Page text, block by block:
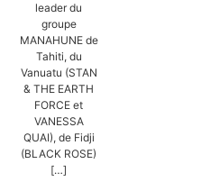
leader du
groupe
MANAHUNE de
Tahiti, du
Vanuatu (STAN
& THE EARTH
FORCE et
VANESSA
QUAI), de Fidji
(BLACK ROSE)
[…]